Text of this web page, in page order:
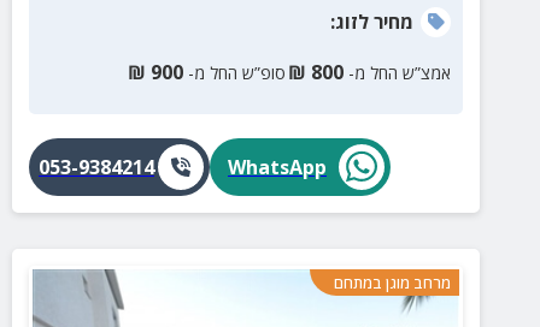
מחירלזוג:
אמצ”ש החל מ- 800
₪ סופ”ש החל מ- 900
₪
WhatsApp
053-9384214
מרחב מוגן במתחם